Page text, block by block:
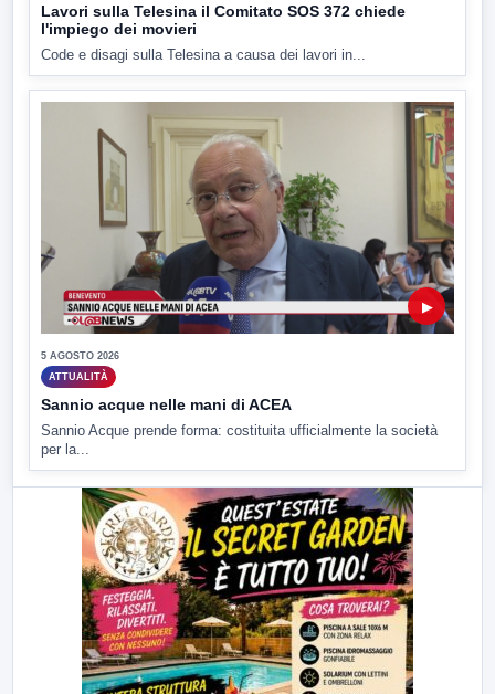
Lavori sulla Telesina il Comitato SOS 372 chiede
l'impiego dei movieri
Code e disagi sulla Telesina a causa dei lavori in...
▶
5 AGOSTO 2026
ATTUALITÀ
Sannio acque nelle mani di ACEA
Sannio Acque prende forma: costituita ufficialmente la società
per la...